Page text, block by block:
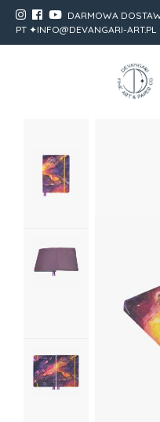
DARMOWA
PT ✦INFO@DEVANGARI-ART.PL